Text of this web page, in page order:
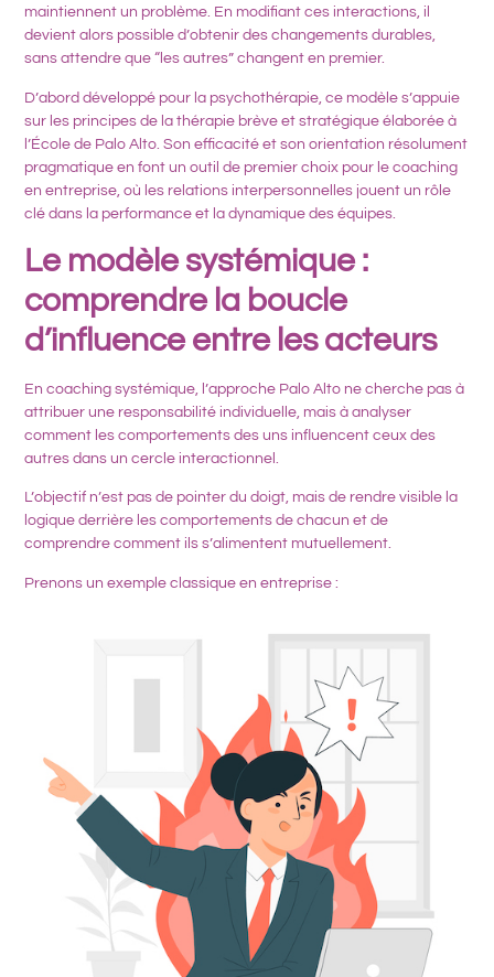
maintiennent un problème. En modifiant ces interactions, il
devient alors possible d’obtenir des changements durables,
sans attendre que “les autres” changent en premier.
D’abord développé pour la psychothérapie, ce modèle s’appuie
sur les principes de la thérapie brève et stratégique élaborée à
l’École de Palo Alto . Son efficacité et son orientation résolument
pragmatique en font un outil de premier choix pour le coaching
en entreprise, où les relations interpersonnelles jouent un rôle
clé dans la performance et la dynamique des équipes.
Le modèle systémique :
comprendre la boucle
d’influence entre les acteurs
En coaching systémique, l’approche Palo Alto ne cherche pas à
attribuer une responsabilité individuelle, mais à analyser
comment les comportements des uns influencent ceux des
autres dans un cercle interactionnel.
L’objectif n’est pas de pointer du doigt, mais de rendre visible la
logique derrière les comportements de chacun et de
comprendre comment ils s’alimentent mutuellement.
Prenons un exemple classique en entreprise :